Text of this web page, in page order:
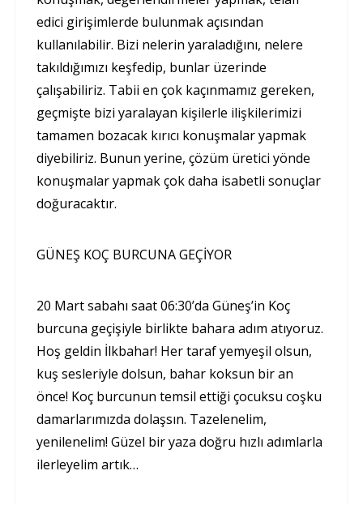
edici girişimlerde bulunmak açısından
kullanılabilir. Bizi nelerin yaraladığını, nelere
takıldığımızı keşfedip, bunlar üzerinde
çalışabiliriz. Tabii en çok kaçınmamız gereken,
geçmişte bizi yaralayan kişilerle ilişkilerimizi
tamamen bozacak kırıcı konuşmalar yapmak
diyebiliriz. Bunun yerine, çözüm üretici yönde
konuşmalar yapmak çok daha isabetli sonuçlar
doğuracaktır.
GÜNEŞ KOÇ BURCUNA GEÇİYOR
20 Mart sabahı saat 06:30’da Güneş’in Koç
burcuna geçişiyle birlikte bahara adım atıyoruz.
Hoş geldin İlkbahar! Her taraf yemyeşil olsun,
kuş sesleriyle dolsun, bahar koksun bir an
önce! Koç burcunun temsil ettiği çocuksu coşku
damarlarımızda dolaşsın. Tazelenelim,
yenilenelim! Güzel bir yaza doğru hızlı adımlarla
ilerleyelim artık…